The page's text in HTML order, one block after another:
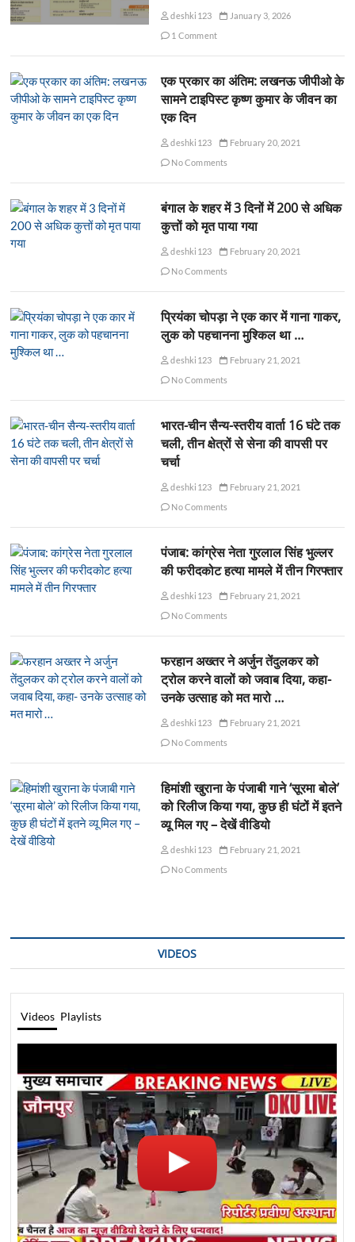
deshki123
January 3, 2026
1 Comment
एक प्रकार का अंतिम: लखनऊ जीपीओ के
सामने टाइपिस्ट कृष्ण कुमार के जीवन का
एक दिन
deshki123
February 20, 2021
No Comments
बंगाल के शहर में 3 दिनों में 200 से अधिक
कुत्तों को मृत पाया गया
deshki123
February 20, 2021
No Comments
प्रियंका चोपड़ा ने एक कार में गाना गाकर,
लुक को पहचानना मुश्किल था …
deshki123
February 21, 2021
No Comments
भारत-चीन सैन्य-स्तरीय वार्ता 16 घंटे तक
चली, तीन क्षेत्रों से सेना की वापसी पर
चर्चा
deshki123
February 21, 2021
No Comments
पंजाब: कांग्रेस नेता गुरलाल सिंह भुल्लर
की फरीदकोट हत्या मामले में तीन गिरफ्तार
deshki123
February 21, 2021
No Comments
फरहान अख्तर ने अर्जुन तेंदुलकर को
ट्रोल करने वालों को जवाब दिया, कहा-
उनके उत्साह को मत मारो …
deshki123
February 21, 2021
No Comments
हिमांशी खुराना के पंजाबी गाने ‘सूरमा बोले’
को रिलीज किया गया, कुछ ही घंटों में इतने
व्यू मिल गए – देखें वीडियो
deshki123
February 21, 2021
No Comments
VIDEOS
Videos Playlists